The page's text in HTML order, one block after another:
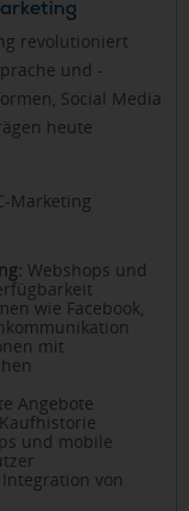
revolutioniert
und -
Social Media
heute
Marketing
Webshops und
wie Facebook,
mit
Angebote
und mobile
von